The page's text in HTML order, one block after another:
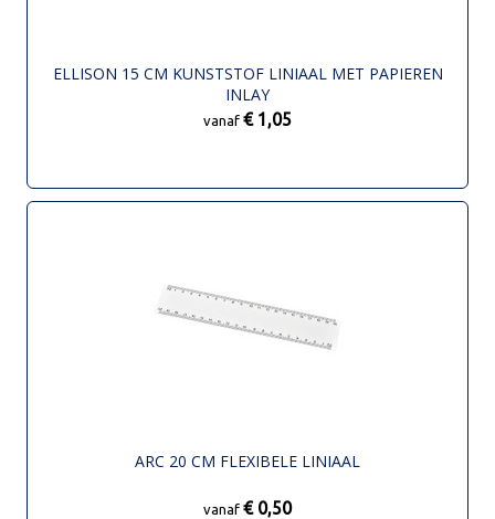
ELLISON 15 CM KUNSTSTOF LINIAAL MET PAPIEREN
INLAY
vanaf € 1,05
ARC 20 CM FLEXIBELE LINIAAL
vanaf € 0,50